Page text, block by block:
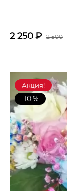
2 250 ₽ 2 500
Акция!
-10 %